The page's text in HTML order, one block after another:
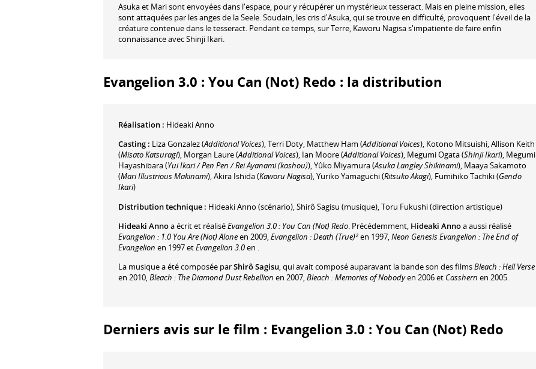
Asuka et Mari sont envoyées dans l'espace, pour y récupérer un mystérieux tesseract. Mais en pleine mission, elles
sont attaquées par les anges de la Seele. Soudain, les cris d'Asuka, qui se trouve en difficulté, provoquent l'éveil de la
créature contenue dans le tesseract. Pendant ce temps, sur Terre, Kaworu Nagisa s'impatiente de faire enfin
connaissance avec Shinji Ikari.
Evangelion 3.0 : You Can (Not) Redo : la distribution
Réalisation : Hideaki Anno
Casting : Liza Gonzalez(Additional Voices),Terri Doty, Matthew Ham (Additional Voices), Kotono Mitsuishi,Allison Keith
(Misato Katsuragi), Morgan Laure(Additional Voices), Ian Moore(Additional Voices), Megumi Ogata(Shinji Ikari), Megumi
Hayashibara(Yui Ikari / Pen Pen / Rei Ayanami (kashou)),Yûko Miyamura(Asuka Langley Shikinami), Maaya Sakamoto
(Mari Illustrious Makinami),Akira Ishida(Kaworu Nagisa),Yuriko Yamaguchi(Ritsuko Akagi), Fumihiko Tachiki(Gendo
Ikari)
Distribution technique : Hideaki Anno (scénario),Shirô Sagisu (musique),Toru Fukushi(direction artistique)
Hideaki Annoa écrit et réaliséEvangelion 3.0 : You Can (Not) Redo. Précédemment, Hideaki Annoa aussi réalisé
Evangelion : 1.0 You Are (Not) Aloneen 2009,Evangelion : Death (True)²en 1997,Neon Genesis Evangelion : The End of
Evangelion en 1997 etEvangelion 3.0en .
La musique a été composée parShirô Sagisu, qui avait composé auparavant la bande son des filmsBleach : Hell Verse
en 2010,Bleach : The Diamond Dust Rebellion en 2007,Bleach : Memories of Nobodyen 2006 et Casshern en 2005.
Derniers avis sur le film : Evangelion 3.0 : You Can (Not) Redo